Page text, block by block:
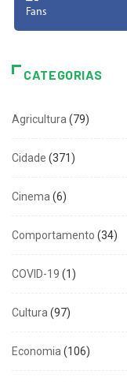
Fans
CATEGORIAS
Agricultura (79)
Cidade (371)
Cinema (6)
Comportamento (34)
COVID-19 (1)
Cultura (97)
Economia (106)